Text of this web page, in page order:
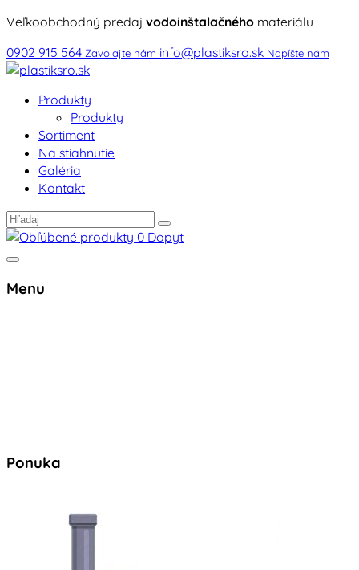
Veľkoobchodný predaj vodoinštalačného materiálu
0902 915 564 Zavolajte nám info@plastiksro.sk Napíšte nám
Produkty
Produkty
Sortiment
Na stiahnutie
Galéria
Kontakt
0 Dopyt
Menu
Ponuka